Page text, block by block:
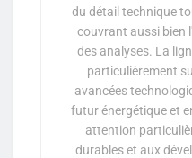
du détail technique
couvrant aussi bien
des analyses. La
particulièrement
avancées
futur énergétique et
attention
durables et aux